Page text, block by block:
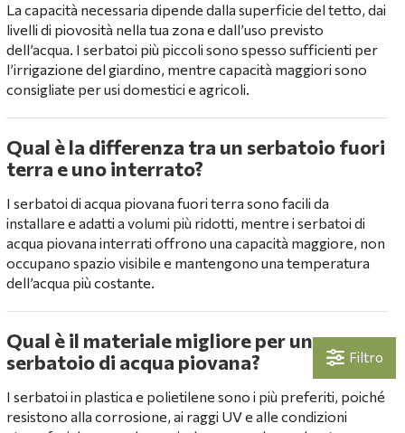
Filtro
La capacità necessaria dipende dalla superficie del tetto, dai
livelli di piovosità nella tua zona e dall’uso previsto
dell’acqua. I serbatoi più piccoli sono spesso sufficienti per
l’irrigazione del giardino, mentre capacità maggiori sono
consigliate per usi domestici e agricoli.
Qual è la differenza tra un serbatoio fuori
terra e uno interrato?
I serbatoi di acqua piovana fuori terra sono facili da
installare e adatti a volumi più ridotti, mentre i serbatoi di
acqua piovana interrati offrono una capacità maggiore, non
occupano spazio visibile e mantengono una temperatura
dell’acqua più costante.
Qual è il materiale migliore per un
serbatoio di acqua piovana?
I serbatoi in plastica e polietilene sono i più preferiti, poiché
resistono alla corrosione, ai raggi UV e alle condizioni